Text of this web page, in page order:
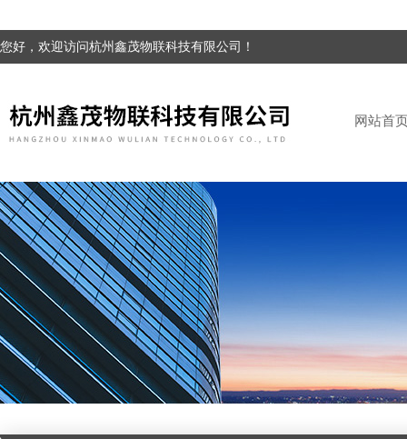
您好，欢迎访问杭州鑫茂物联科技有限公司！
网站首